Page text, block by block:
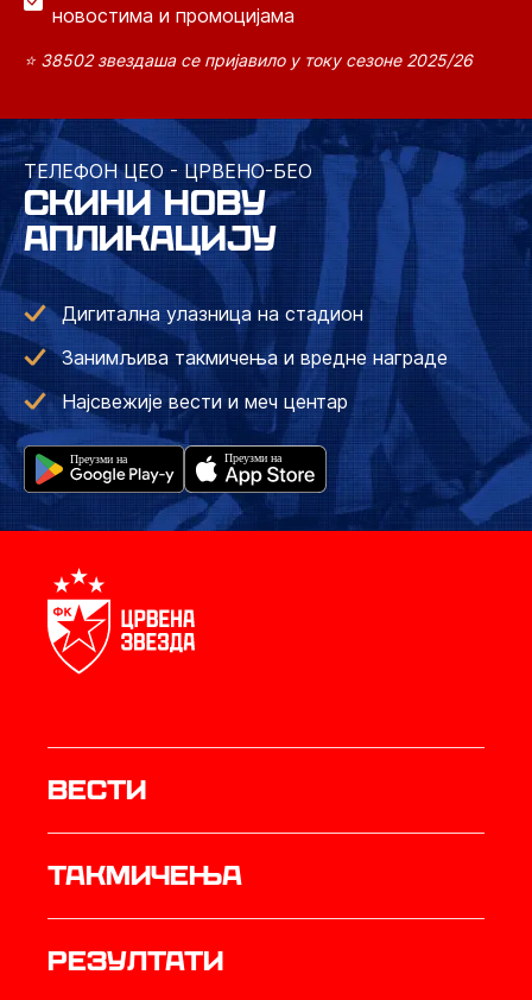
новостима и промоцијама
⭐ 38502 звездаша се пријавило у току сезоне 2025/26
ТЕЛЕФОН ЦЕО - ЦРВЕНО-БЕО
СКИНИ НОВУ
АПЛИКАЦИЈУ
Дигитална улазница на стадион
Занимљива такмичења и вредне награде
Најсвежије вести и меч центар
Вести
Такмичења
резултати